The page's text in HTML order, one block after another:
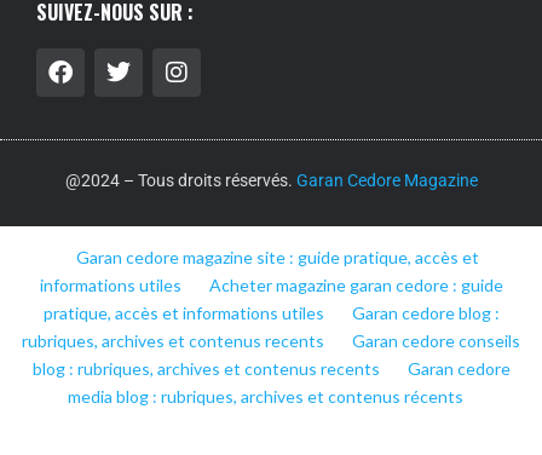
SUIVEZ-NOUS SUR :
@2024 – Tous droits réservés. Garan Cedore Magazine
Garan cedore magazine site : guide pratique, accès et
informations utiles
Acheter magazine garan cedore : guide
pratique, accès et informations utiles
Garan cedore blog :
rubriques, archives et contenus recents
Garan cedore conseils
blog : rubriques, archives et contenus recents
Garan cedore
media blog : rubriques, archives et contenus récents